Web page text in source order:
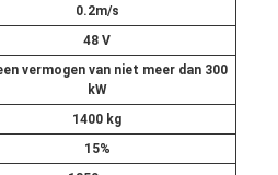
0.2m/s
48 V
vermogen van niet meer dan 300
kW
1400 kg
15%